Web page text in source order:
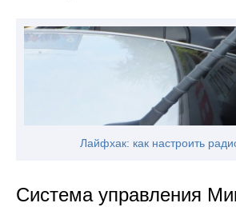
Лайфхак: как настроить
Система управления